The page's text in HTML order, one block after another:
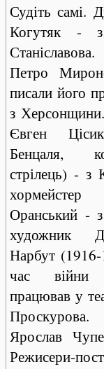
Судіть самі.
Когутяк - з
Петро
писали його
з
Євген
Бенцаля,
стрілець) - з
Оранський -
художник
Нарбут
час війни
працював у
Ярослав
Режисери-